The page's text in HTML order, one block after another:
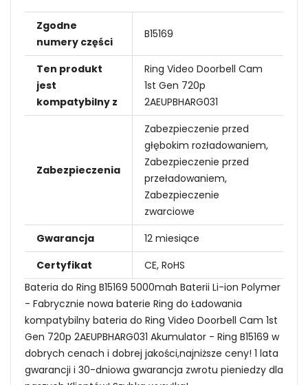
Zgodne
numery części
B15169
Ten produkt
jest
kompatybilny z
Ring Video Doorbell Cam
1st Gen 720p
2AEUPBHARG031
Zabezpieczenia
Zabezpieczenie przed
głębokim rozładowaniem,
Zabezpieczenie przed
przeładowaniem,
Zabezpieczenie
zwarciowe
Gwarancja
12 miesiące
Certyfikat
CE, RoHS
Bateria do Ring B15169 5000mah Baterii Li-ion Polymer
- Fabrycznie nowa baterie Ring do Ładowania
kompatybilny bateria do Ring Video Doorbell Cam 1st
Gen 720p 2AEUPBHARG031 Akumulator - Ring B15169 w
dobrych cenach i dobrej jakości,najniższe ceny! 1 lata
gwarancji i 30-dniowa gwarancja zwrotu pieniedzy dla